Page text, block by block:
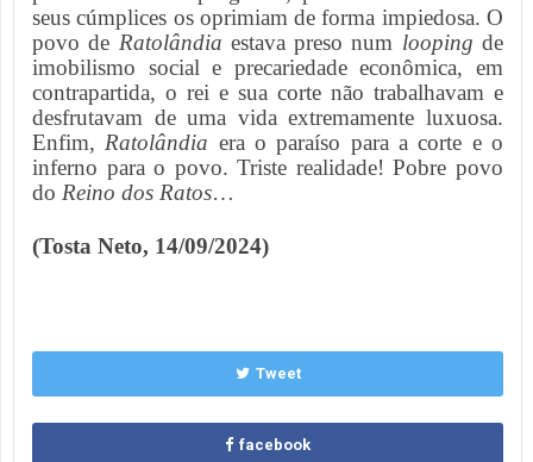
seus cúmplices os oprimiam de forma impiedosa. O
povo de Ratolândia estava preso num looping de
imobilismo social e precariedade econômica, em
contrapartida, o rei e sua corte não trabalhavam e
desfrutavam de uma vida extremamente luxuosa.
Enfim, Ratolândia era o paraíso para a corte e o
inferno para o povo. Triste realidade! Pobre povo
do Reino dos Ratos…
(Tosta Neto, 14/09/2024)
Tweet
facebook